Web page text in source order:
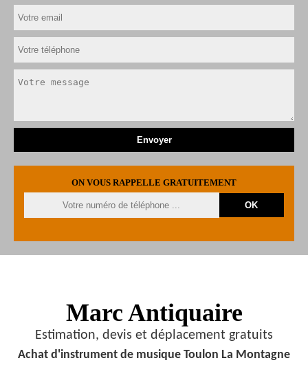
ON VOUS RAPPELLE GRATUITEMENT
Marc Antiquaire
Estimation, devis et déplacement gratuits
Achat d'instrument de musique Toulon La Montagne